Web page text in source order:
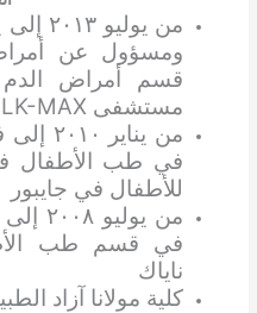
ومسؤول عن
قسم أمراض
مستشفى BLK-MAX فائق التخصص، دلهي
في طب
للأطفال في جايبور
في قسم طب
ناياك
كلية مولانا آزاد